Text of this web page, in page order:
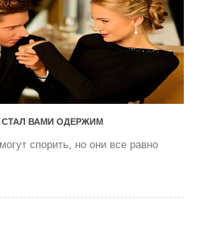
ВАМИ ОДЕРЖИМ
спорить, но они все равно